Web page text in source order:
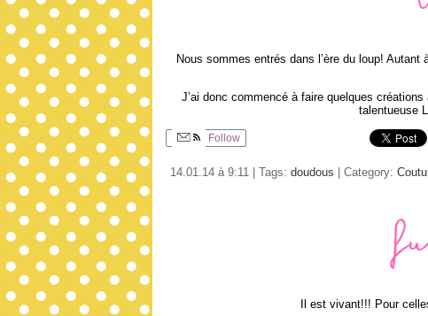
Nous sommes entrés dans l’ère du loup! Autant
J’ai donc commencé à faire quelques
talentueuse
Follow
14.01.14 à 9:11 | Tags: doudous | Category:
Il est vivant!!! Pour